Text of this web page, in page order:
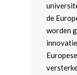
de
worden